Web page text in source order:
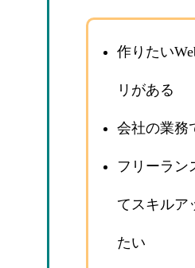
作りたい
リがある
会社の業務
フリーラン
てスキルア
たい